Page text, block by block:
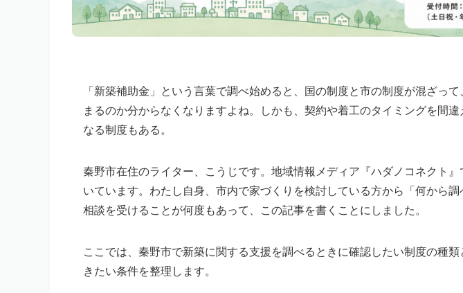
「新築補助金」という言葉で調べ始めると、国の制度と市の制度が混ざっ
まるのか分からなくなりますよね。しかも、契約や着工のタイミングを間
なる制度もある。
秦野市在住のライター、こうじです。地域情報メディア『ハダノコネクト
いています。わたし自身、市内で家づくりを検討している方から「何から
相談を受けることが何度もあって、この記事を書くことにしました。
ここでは、秦野市で新築に関する支援を調べるときに確認したい制度の種
きたい条件を整理します。